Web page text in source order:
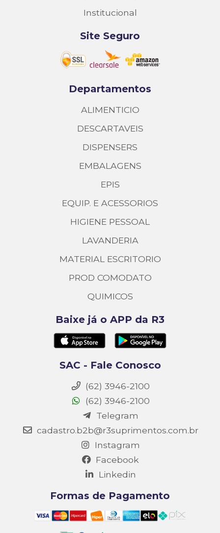
Institucional
Site Seguro
Departamentos
ALIMENTICIO
DESCARTAVEIS
DISPENSERS
EMBALAGENS
EPIS
EQUIP. E ACESSORIOS
HIGIENE PESSOAL
LAVANDERIA
MATERIAL ESCRITORIO
PROD COMODATO
QUIMICOS
Baixe já o APP da R3
SAC - Fale Conosco
(62) 3946-2100
(62) 3946-2100
Telegram
cadastro.b2b@r3suprimentos.com.br
Instagram
Facebook
Linkedin
Formas de Pagamento